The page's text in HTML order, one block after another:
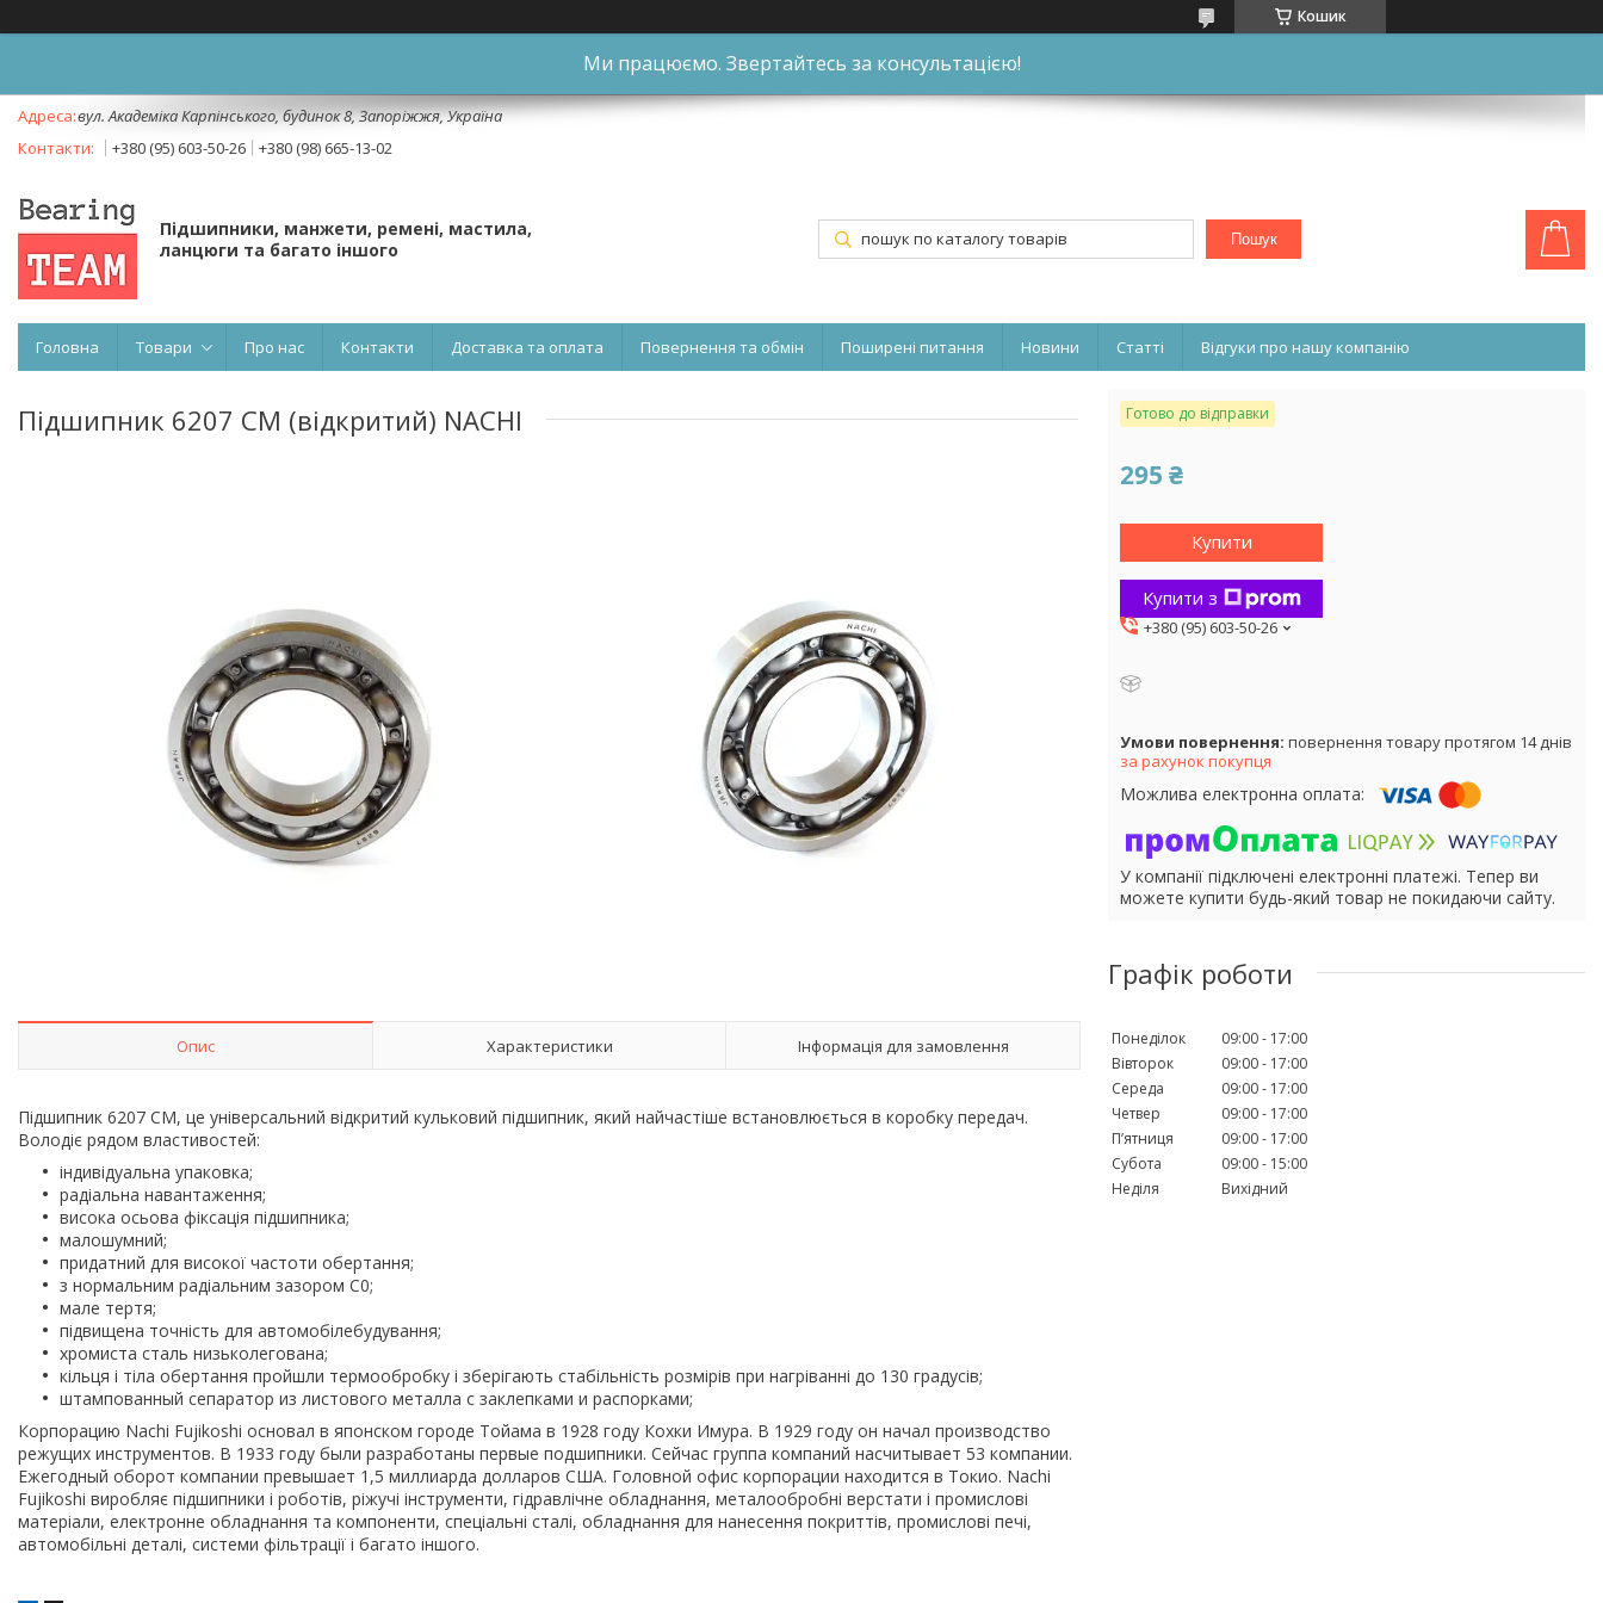
Кошик
Ми працюємо. Звертайтесь за консультацією!
вул. Академіка Карпінського, будинок 8, Запоріжжя, Україна
+380 (95) 603-50-26
+380 (98) 665-13-02
Підшипники, манжети, ремені, мастила,
ланцюги та багато іншого
Пошук
Головна Товари Про нас Контакти Доставка та оплата Повернення та обмін Поширені питання Новини Статті Відгуки про нашу компанію
Підшипник 6207 CM (відкритий) NACHI
Опис Характеристики Інформація для замовлення
Підшипник 6207 CM, це універсальний відкритий кульковий підшипник, який найчастіше встановлюється в коробку передач.
Володіє рядом властивостей:
індивідуальна упаковка;
радіальна навантаження;
висока осьова фіксація підшипника;
малошумний;
придатний для високої частоти обертання;
з нормальним радіальним зазором С0;
мале тертя;
підвищена точність для автомобілебудування;
хромиста сталь низьколегована;
кільця і тіла обертання пройшли термообробку і зберігають стабільність розмірів при нагріванні до 130 градусів;
штампованный сепаратор из листового металла с заклепками и распорками;
Корпорацию Nachi Fujikoshi основал в японском городе Тойама в 1928 году Кохки Имура. В 1929 году он начал производство
режущих инструментов. В 1933 году были разработаны первые подшипники. Сейчас группа компаний насчитывает 53 компании.
Ежегодный оборот компании превышает 1,5 миллиарда долларов США. Головной офис корпорации находится в Токио. Nachi
Fujikoshi виробляє підшипники і роботів, ріжучі інструменти, гідравлічне обладнання, металообробні верстати і промислові
матеріали, електронне обладнання та компоненти, спеціальні сталі, обладнання для нанесення покриттів, промислові печі,
автомобільні деталі, системи фільтрації і багато іншого.
Готово до відправки
295 ₴
Купити
Купити з
+380 (95) 603-50-26
повернення товару протягом 14 днів
за рахунок покупця
У компанії підключені електронні платежі. Тепер ви
можете купити будь-який товар не покидаючи сайту.
Графік роботи
Понеділок 09:00
17:00
Вівторок
09:00
17:00
Середа
09:00
17:00
Четвер
09:00
17:00
Пʼятниця
09:00
17:00
Субота
09:00
15:00
Неділя
Вихідний